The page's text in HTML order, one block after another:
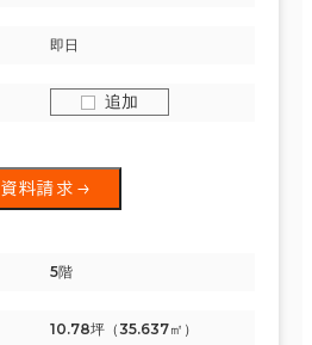
即日
追加
資料請求
5階
10.78坪（35.637㎡）